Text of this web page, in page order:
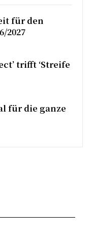
für den
2027
trifft ‘Streife
für die ganze